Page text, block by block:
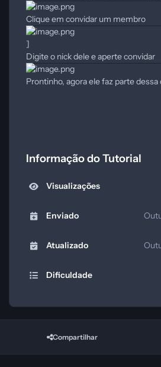
Clique em convidar um membro
]
Digite o nick dele e aperte convidar
Prontinho, agora ele faz parte dessa
Informação do Tutorial
Visualizações
Enviado
Atualizado
Dificuldade
Compartilhar